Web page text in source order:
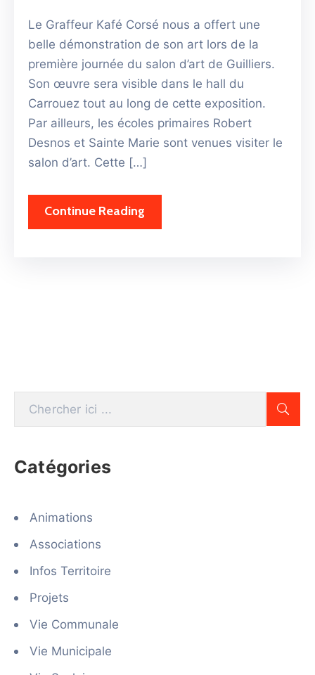
Le Graffeur Kafé Corsé nous a offert une
belle démonstration de son art lors de la
première journée du salon d’art de Guilliers.
Son œuvre sera visible dans le hall du
Carrouez tout au long de cette exposition.
Par ailleurs, les écoles primaires Robert
Desnos et Sainte Marie sont venues visiter le
salon d’art. Cette […]
Continue Reading
Catégories
Animations
Associations
Infos Territoire
Projets
Vie Communale
Vie Municipale